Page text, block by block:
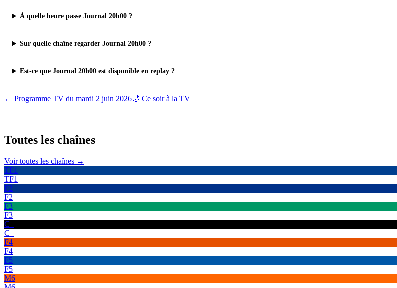
À quelle heure passe Journal 20h00 ?
Sur quelle chaîne regarder Journal 20h00 ?
Est-ce que Journal 20h00 est disponible en replay ?
← Programme TV du mardi 2 juin 2026🌙 Ce soir à la TV
Toutes les chaînes
Voir toutes les chaînes →
TF1
TF1
F2
F2
F3
F3
C+
C+
F4
F4
F5
F5
M6